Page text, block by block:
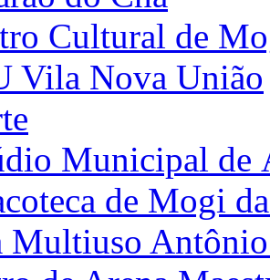
Cultural de
Vila Nova União
Municipal de
de Mogi
Multiuso